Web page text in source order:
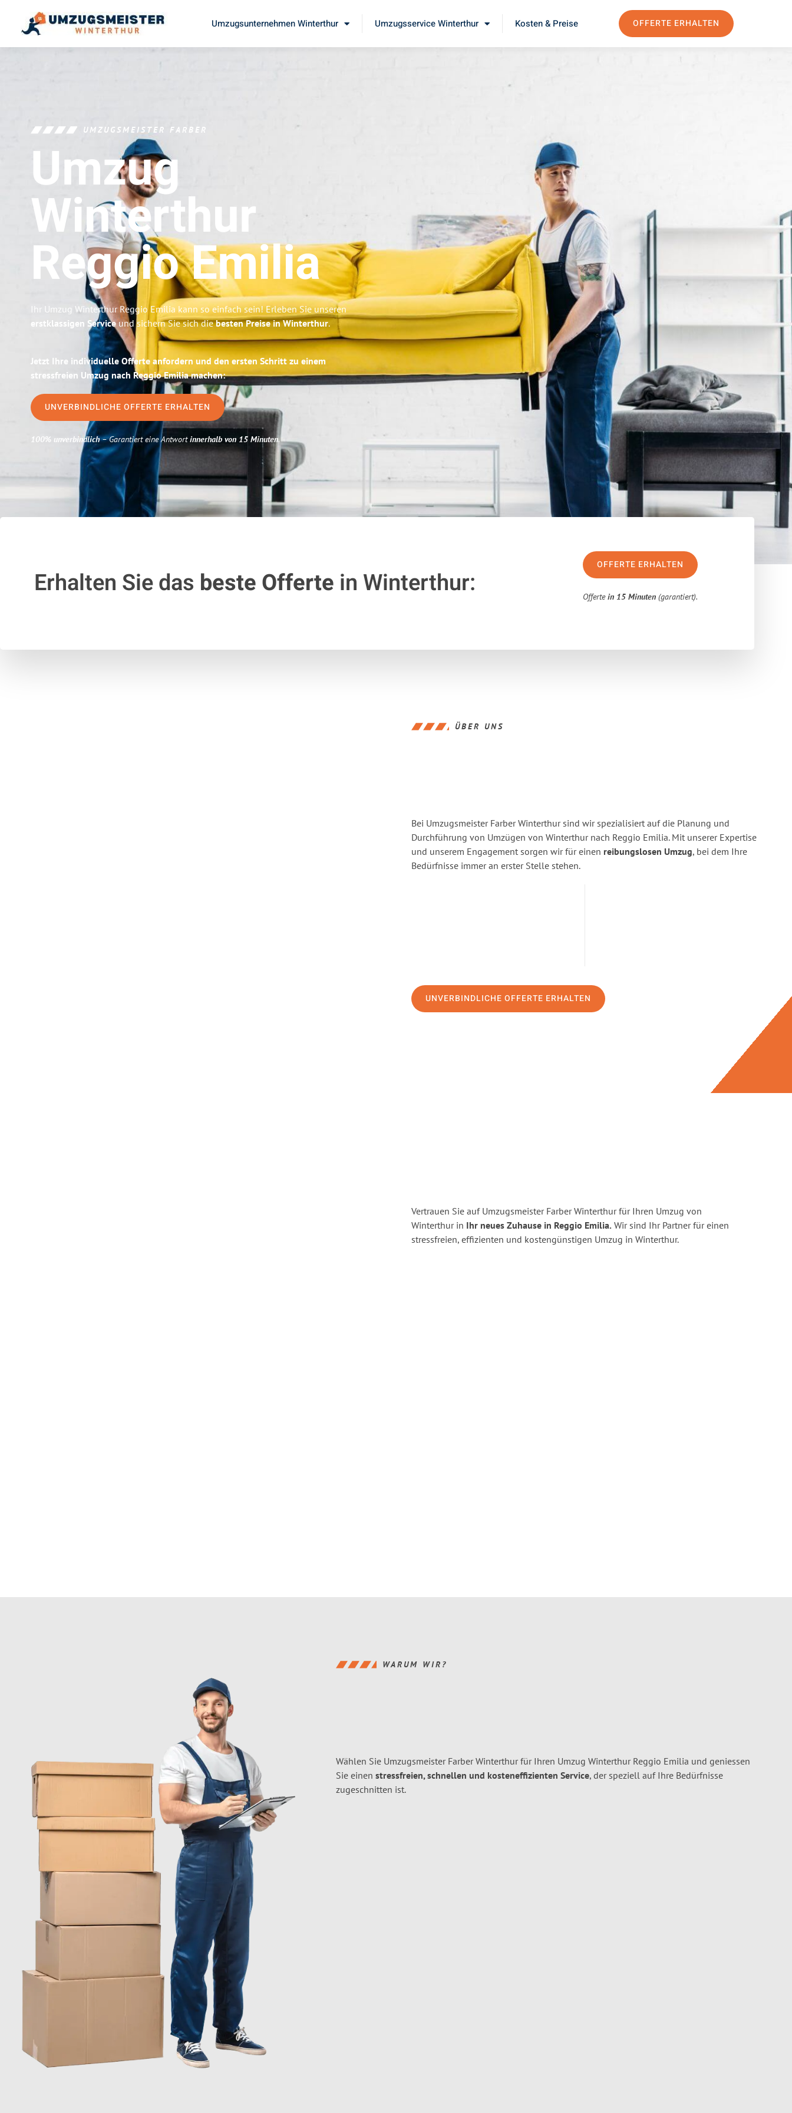
Umzugsunternehmen Winterthur Umzugsservice Winterthur Kosten & Preise OFFERTE ERHALTEN
UMZUGSMEISTER FARBER
Umzug
Winterthur
Reggio Emilia
Ihr Umzug Winterthur Reggio Emilia kann so einfach sein! Erleben Sie unseren
erstklassigen Serviceund sichern Sie sich diebesten Preise in Winterthur.
Jetzt Ihre individuelle Offerte anfordern und den ersten Schritt zu einem
stressfreien Umzug nach Reggio Emilia machen:
UNVERBINDLICHE OFFERTE ERHALTEN
100% unverbindlich– Garantiert eine Antwortinnerhalb von 15 Minuten.
Erhalten Sie das beste Offerte in Winterthur:
OFFERTE ERHALTEN
Offertein 15 Minuten (garantiert).
ÜBER UNS
Bei Umzugsmeister Farber Winterthur sind wir spezialisiert auf die Planung und
Durchführung von Umzügen von Winterthur nach Reggio Emilia. Mit unserer Expertise
und unserem Engagement sorgen wir für einen reibungslosen Umzug, bei dem Ihre
Bedürfnisse immer an erster Stelle stehen.
UNVERBINDLICHE OFFERTE ERHALTEN
Vertrauen Sie auf Umzugsmeister Farber Winterthur für Ihren Umzug von
Winterthur in Ihr neues Zuhause in Reggio Emilia. Wir sind Ihr Partner für einen
stressfreien, effizienten und kostengünstigen Umzug in Winterthur.
WARUM WIR?
Wählen Sie Umzugsmeister Farber Winterthur für Ihren Umzug Winterthur Reggio Emilia und geniessen
Sie einen stressfreien, schnellen und kosteneffizienten Service, der speziell auf Ihre Bedürfnisse
zugeschnitten ist.